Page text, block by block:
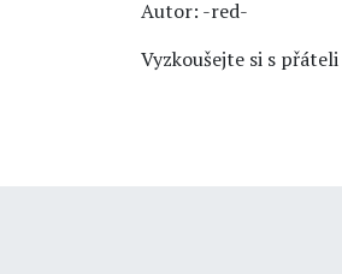
Autor: -red-
Vyzkoušejte si s přáteli